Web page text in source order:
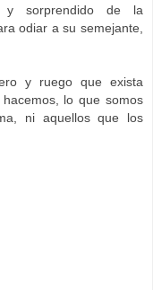
y sorprendido de la
odiar a su semejante,
y ruego que exista
lo que somos
ni aquellos que los